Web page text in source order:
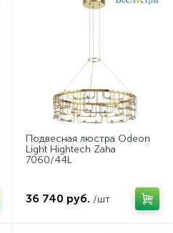
Feiss и Hinkley
Newport
люстры с висюльками
Подвесная люстра Odeon
Light Hightech Zaha
7060/44L
36 740 руб. /шт